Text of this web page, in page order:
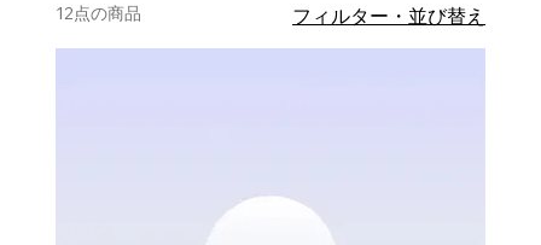
12点の商品 フィルター・並び替え